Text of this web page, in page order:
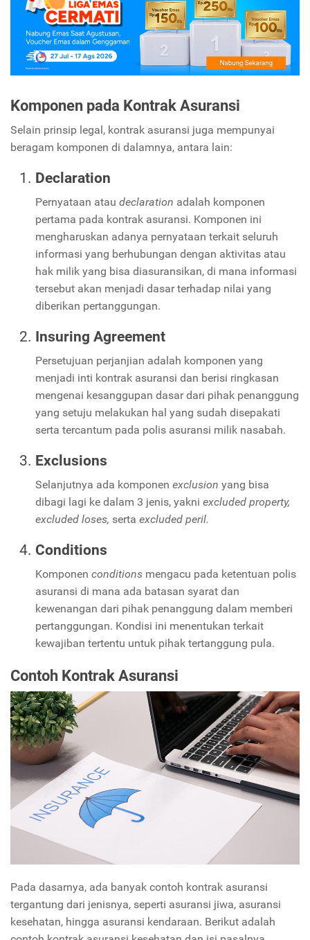
Komponen pada Kontrak Asuransi
Selain prinsip legal, kontrak asuransi juga mempunyai
beragam komponen di dalamnya, antara lain:
Declaration
Pernyataan atau declaration adalah komponen
pertama pada kontrak asuransi. Komponen ini
mengharuskan adanya pernyataan terkait seluruh
informasi yang berhubungan dengan aktivitas atau
hak milik yang bisa diasuransikan, di mana informasi
tersebut akan menjadi dasar terhadap nilai yang
diberikan pertanggungan.
Insuring Agreement
Persetujuan perjanjian adalah komponen yang
menjadi inti kontrak asuransi dan berisi ringkasan
mengenai kesanggupan dasar dari pihak penanggung
yang setuju melakukan hal yang sudah disepakati
serta tercantum pada polis asuransi milik nasabah.
Exclusions
Selanjutnya ada komponen exclusion yang bisa
dibagi lagi ke dalam 3 jenis, yakni excluded property,
excluded loses, serta excluded peril.
Conditions
Komponen conditions mengacu pada ketentuan polis
asuransi di mana ada batasan syarat dan
kewenangan dari pihak penanggung dalam memberi
pertanggungan. Kondisi ini menentukan terkait
kewajiban tertentu untuk pihak tertanggung pula.
Contoh Kontrak Asuransi
Pada dasarnya, ada banyak contoh kontrak asuransi
tergantung dari jenisnya, seperti asuransi jiwa, asuransi
kesehatan, hingga asuransi kendaraan. Berikut adalah